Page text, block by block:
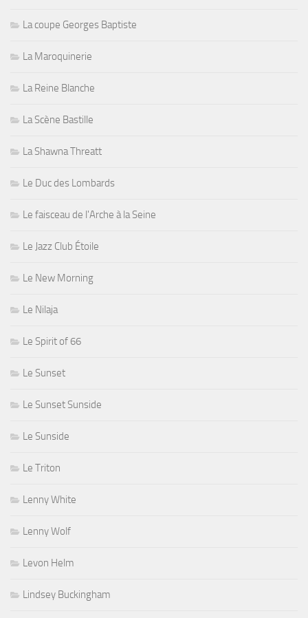
La coupe Georges Baptiste
La Maroquinerie
La Reine Blanche
La Scène Bastille
La Shawna Threatt
Le Duc des Lombards
Le faisceau de l'Arche à la Seine
Le Jazz Club Étoile
Le New Morning
Le Nilaja
Le Spirit of 66
Le Sunset
Le Sunset Sunside
Le Sunside
Le Triton
Lenny White
Lenny Wolf
Levon Helm
Lindsey Buckingham